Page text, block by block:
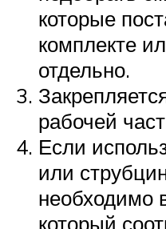
которые
комплекте
отдельно.
рабочей
Если
или
необходимо
который